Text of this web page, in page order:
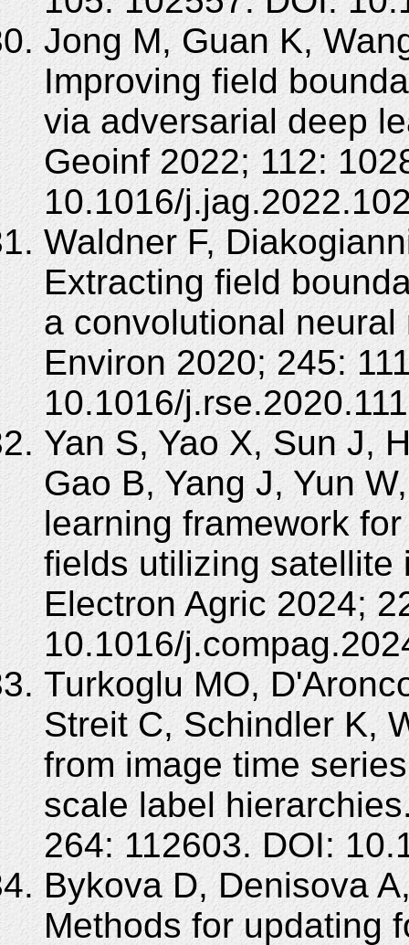
Jong M, Guan K,
Improving field
via adversarial deep
Geoinf 2022; 112:
10.1016/
Waldner F,
Extracting field
a convolutional
Environ 2020; 245:
10.1016/
Yan S, Yao X, Sun J,
Gao B, Yang J, Yun
learning framework
fields utilizing satellite
Electron Agric 2024;
10.1016/
Turkoglu MO,
Streit C, Schindler K,
from image time
scale label
264: 112603. DOI:
Bykova D, Denisova
Methods for updating